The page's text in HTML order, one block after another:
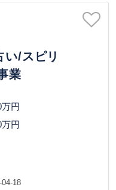
い/スピリ
業
円
円
18